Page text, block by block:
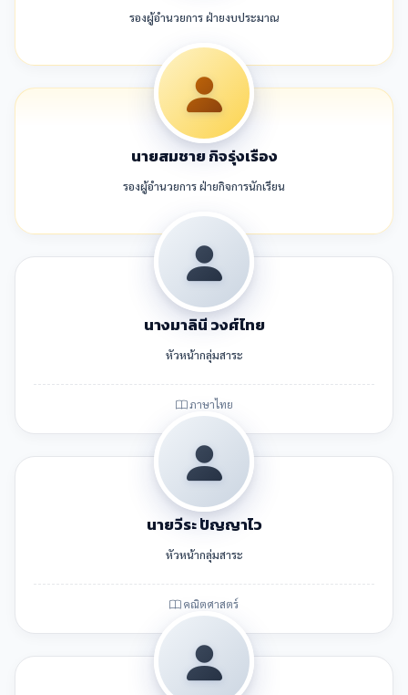
รองผู้อำนวยการ ฝ่ายงบประมาณ
นายสมชาย กิจรุ่งเรือง
รองผู้อำนวยการ ฝ่ายกิจการนักเรียน
นางมาลินี วงศ์ไทย
หัวหน้ากลุ่มสาระ
ภาษาไทย
นายวีระ ปัญญาไว
หัวหน้ากลุ่มสาระ
คณิตศาสตร์